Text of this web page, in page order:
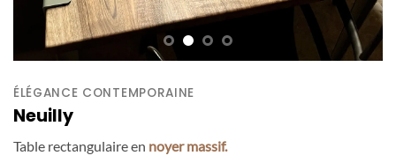
ÉLÉGANCE CONTEMPORAINE
Neuilly
Table rectangulaire en noyer massif.